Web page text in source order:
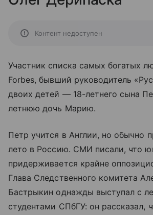
Контент недоступен
Участник списка самых богатых
Forbes, бывший руководитель
двоих детей — 18-летнего сына
летнюю дочь Марию.
Петр учится в Англии, но обычно
лето в Россию. СМИ писали, что
придерживается крайне
Глава Следственного комитета
Бастрыкин однажды выступал с
студентами СПбГУ: он рассказал,